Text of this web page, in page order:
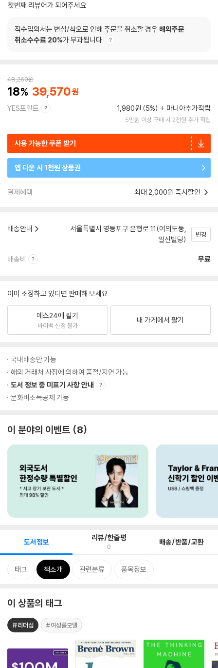
첫번째 리뷰어가 되어주세요
직수입외서는 변심/착오로 인해 주문을 취소할 경우 해외주문
취소수수료 20%가 부과됩니다.
48,260원
18 39,570
YES포인트 1,980원 (5%) 마니아추가적립
5만원 이상 구매 시 2천원 추가 적립
사용 가능한 쿠폰 받기
앱 다운 시 1천원 상품권
결제혜택 최대 2,000원 즉시할인
배송안내
서울특별시 영등포구 은행로 11(여의도동,
일신빌딩)
변경
배송비 무료
이미 소장하고 있다면 판매해 보세요.
예스24에 팔기
바이백 신청 불가
내 가게에서 팔기
국내배송만 가능
해외 거래처 사정에 의하여 품절/지연 가능
도서 정보 중 미표기 사항 안내
문화비소득공제 가능
이 분야의 이벤트 8
도서정보 리뷰/한줄평
0 배송/반품/교환
태그 책소개 관련분류 품목정보
이 상품의 태그
#리더십 #여성롤모델